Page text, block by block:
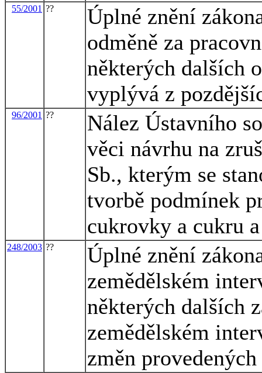
55/2001 ??
Úplné znění
odměně za
některých dalších
vyplývá z
96/2001 ??
Nález Ústavního
věci návrhu na
Sb., kterým se
tvorbě podmínek
cukrovky a cukru
248/2003 ??
Úplné znění
zemědělském
některých dalších
zemědělském
změn